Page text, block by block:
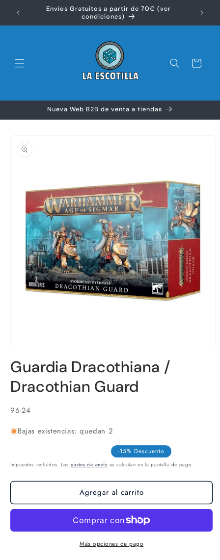
directamenteEnvíos Gratuitos a partir de 70€ (ver
condiciones)
Carrito
Nueva Web B2B de venta a tiendas
información
multimedia
1
una
ventana
Guardia Dracothiana /
Dracothian Guard
SKU:
96-24
Bajas existencias: quedan 2
-15% Descuento
Impuestos incluidos. Los gastos de envío se calculan en la pantalla de pago.
Agregar al carrito
Más opciones de pago